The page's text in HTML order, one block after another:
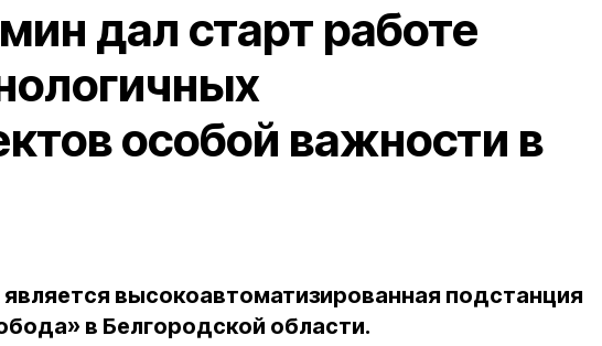
дал старт работе
особой важности в
высокоавтоматизированная подстанция
в Белгородской области.